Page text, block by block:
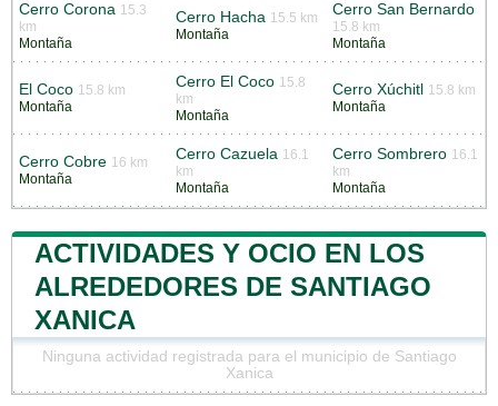
Cerro Corona 15.3
km
Montaña
Cerro Hacha 15.5 km
Montaña
Cerro San Bernardo
15.8 km
Montaña
El Coco 15.8 km
Montaña
Cerro El Coco 15.8
km
Montaña
Cerro Xúchitl
15.8 km
Montaña
Cerro Cobre 16 km
Montaña
Cerro Cazuela 16.1
km
Montaña
Cerro Sombrero 16.1
km
Montaña
ACTIVIDADES Y OCIO EN LOS
ALREDEDORES DE SANTIAGO
XANICA
Ninguna actividad registrada para el municipio de Santiago
Xanica